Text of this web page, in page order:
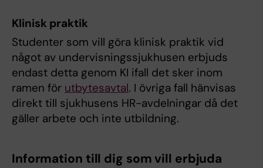
Klinisk praktik
Studenter som vill göra klinisk praktik vid
något av undervisningssjukhusen erbjuds
endast detta genom KI ifall det sker inom
ramen för utbytesavtal. I övriga fall hänvisas
direkt till sjukhusens HR-avdelningar då det
gäller arbete och inte utbildning.
Information till dig som vill erbjuda